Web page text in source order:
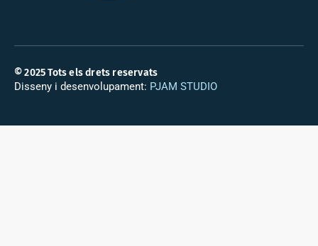
© 2025 Tots els drets reservats
Disseny i desenvolupament: PJAM STUDIO